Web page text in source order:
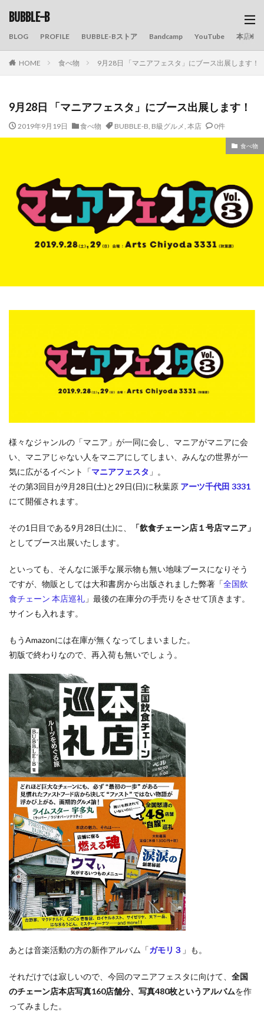
BUBBLE-B
BLOG PROFILE BUBBLE-Bストア Bandcamp YouTube 本店の旅
HOME 食べ物 9月28日 「マニアフェスタ」にブース出展します！
9月28日 「マニアフェスタ」にブース出展します！
2019年9月19日 食べ物 BUBBLE-B, B級グルメ, 本店 0件
食べ物
様々なジャンルの「マニア」が一同に会し、マニアがマニアに会
い、マニアじゃない人をマニアにしてしまい、みんなの世界が一
気に広がるイベント「マニアフェスタ 」。
その第3回目が9月28日(土)と29日(日)に秋葉原 アーツ千代田 3331
にて開催されます。
その1日目である9月28日(土)に、
「飲食チェーン店１号店マニア」
としてブース出展いたします。
といっても、そんなに派手な展示物も無い地味ブースになりそう
ですが、物販としては大和書房から出版されました弊著「全国飲
食チェーン 本店巡礼 」最後の在庫分の手売りをさせて頂きます。
サインも入れます。
もうAmazonには在庫が無くなってしまいました。
初版で終わりなので、再入荷も無いでしょう。
あとは音楽活動の方の新作アルバム「ガモリ３ 」も。
それだけでは寂しいので、今回のマニアフェスタに向けて、 全国
のチェーン店本店写真160店舗分、写真480枚というアルバムを作
ってみました。